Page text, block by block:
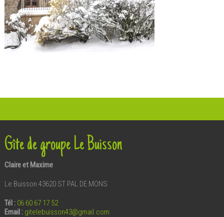
Gîte de groupe Le Buisson
Claire et Maxime
Le Buisson 43620 ST PAL DE MONS
Tél : 06 60 67 17 52
Email : gitelebuisson43@gmail.com